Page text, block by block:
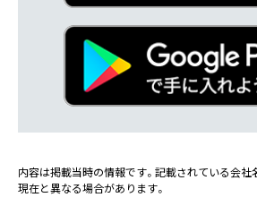
内容は掲載当時の情報です。記載されている会社
現在と異なる場合があります。